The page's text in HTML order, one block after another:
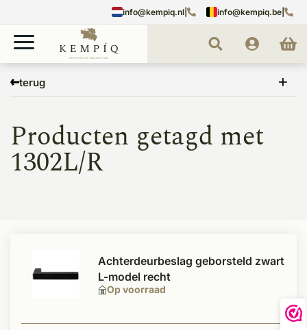
info@kempiq.nl info@kempiq.be
terug
1302L/R
Producten getagd met
1302L/R
Op voorraad
Achterdeurbeslag geborsteld zwart
L-model recht